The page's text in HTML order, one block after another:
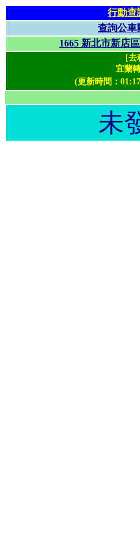
行動查
查詢公車
1665 新北市新店
[去
宜蘭
(更新時間：
未